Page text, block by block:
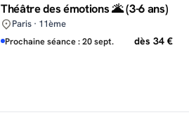
Théâtre des émotions 🌋 (3-6 ans)
Paris · 11ème
Prochaine séance : 20 sept.
dès 34 €